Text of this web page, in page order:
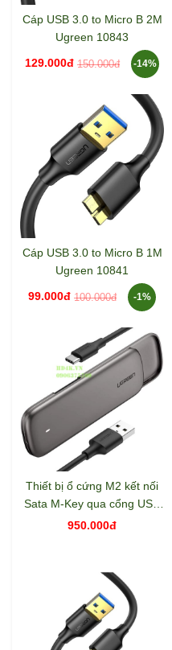
Cáp USB 3.0 to Micro B 2M
Ugreen 10843
129.000đ 150.000đ -14%
Cáp USB 3.0 to Micro B 1M
Ugreen 10841
99.000đ 100.000đ -1%
Thiết bị ổ cứng M2 kết nối
Sata M-Key qua cổng USB
Ugreen 60354
950.000đ